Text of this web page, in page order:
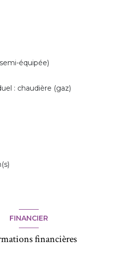
équipée)
: chaudière (gaz)
FINANCIER
financières